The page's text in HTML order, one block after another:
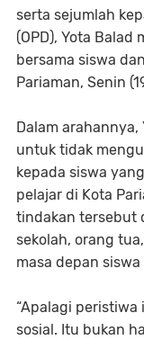
serta sejumlah
(OPD), Yota
bersama siswa
Pariaman, Senin
Dalam
untuk tidak
kepada siswa
pelajar di Kota
tindakan tersebut
sekolah, orang
masa depan
“Apalagi
sosial. Itu bukan